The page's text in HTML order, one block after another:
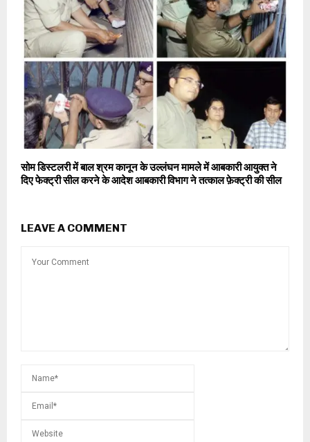
सोम डिस्टलरी में बाल श्रम कानून के उल्लंघन मामले में आबकारी आयुक्त ने
दिए फेक्ट्री सील करने के आदेश आबकारी विभाग ने तत्काल फ़ेक्ट्री की सील
LEAVE A COMMENT